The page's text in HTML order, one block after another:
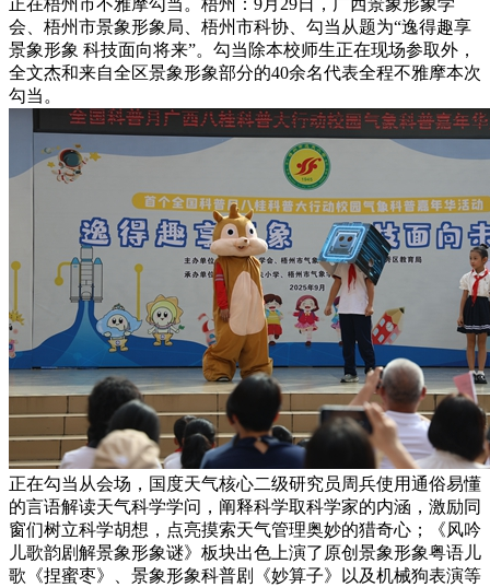
会、梧州市景象形象局、梧州市科协、勾当从题为“逸得趣享
景象形象 科技面向将来”。勾当除本校师生正在现场参取外，
全文杰和来自全区景象形象部分的40余名代表全程不雅摩本次
勾当。
正在勾当从会场，国度天气核心二级研究员周兵使用通俗易懂
的言语解读天气科学学问，阐释科学取科学家的内涵，激励同
窗们树立科学胡想，点亮摸索天气管理奥妙的猎奇心；《风吟
儿歌韵剧解景象形象谜》板块出色上演了原创景象形象粤语儿
歌《捏蜜枣》、景象形象科普剧《妙算子》以及机械狗表演等